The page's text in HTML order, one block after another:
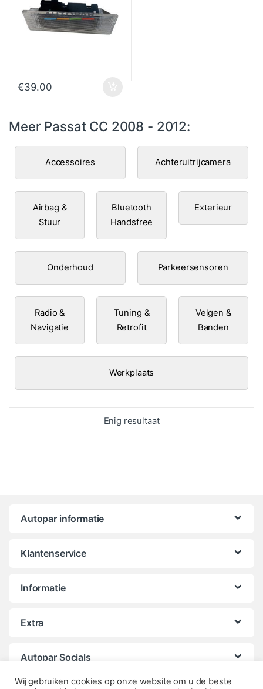
€39.00
Meer Passat CC 2008 - 2012:
Accessoires Achteruitrijcamera
Airbag &
Stuur
Bluetooth
Handsfree
Exterieur
Onderhoud Parkeersensoren
Radio &
Navigatie
Tuning &
Retrofit
Velgen &
Banden
Werkplaats
Enig resultaat
Autopar informatie
Klantenservice
Informatie
Extra
Autopar Socials
Wij gebruiken cookies op onze website om u de beste